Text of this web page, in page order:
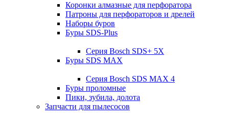
Коронки алмазные для перфоратора
Патроны для перфораторов и дрелей
Наборы буров
Буры SDS-Plus
Серия Bosch SDS+ 5X
Буры SDS MAX
Серия Bosch SDS MAX 4
Буры проломные
Пики, зубила, долота
Запчасти для пылесосов